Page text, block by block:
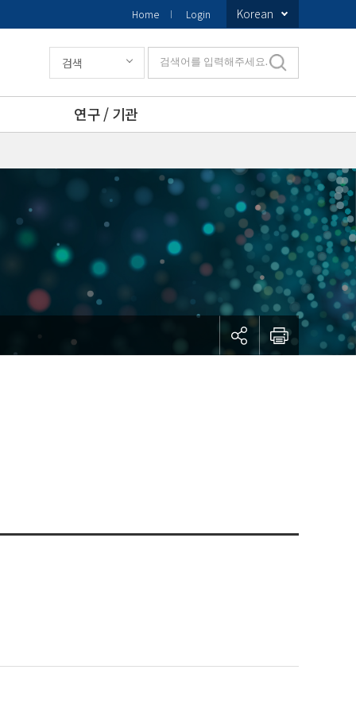
Home Login Korean
연구 / 기관
검색 검색어를 입력해주세요.